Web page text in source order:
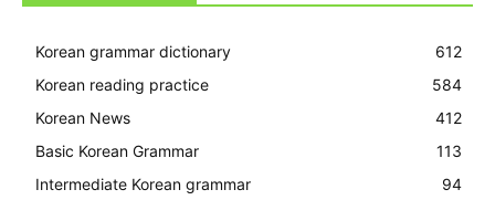
Korean grammar dictionary
612
Korean reading practice
584
Korean News
412
Basic Korean Grammar
113
Intermediate Korean grammar
94